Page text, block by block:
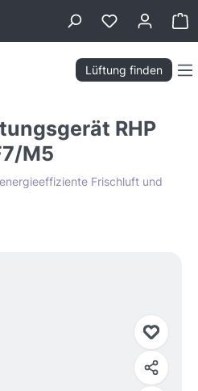
Lüftung finden
RHP
M5
Frischluft und